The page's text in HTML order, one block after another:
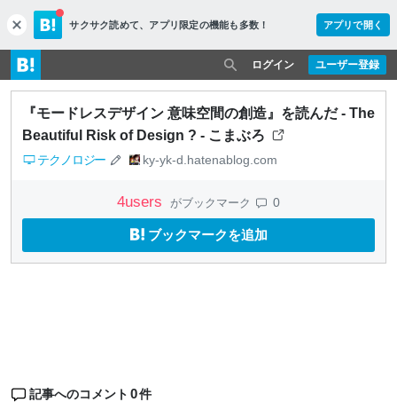
c
l
o
s
e
サクサク読めて、 アプリ限定の機能も多数！ アプリで開く
ユーザー登録
ログイン
『モードレスデザイン 意味空間の創造』を読んだ - The
Beautiful Risk of Design ? - こまぶろ
テクノロジー ky-yk-d.hatenablog.com
4users がブックマーク 0
ブックマークを追加
記事へのコメント 0件